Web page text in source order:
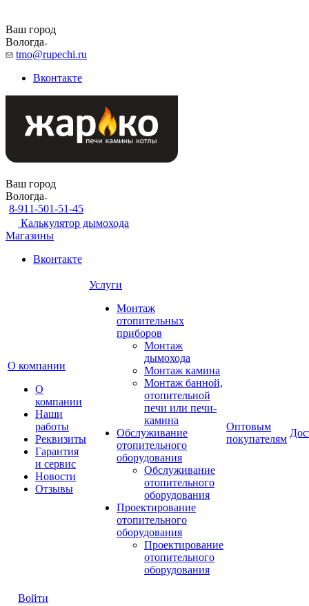
Ваш город
Вологда
tmo@rupechi.ru
Вконтакте
Ваш город
Вологда
8-911-501-51-45
Калькулятор дымохода
Магазины
Вконтакте
О компании
О
компании
Наши
работы
Реквизиты
Гарантия
и сервис
Новости
Отзывы
Услуги
Монтаж
отопительных
приборов
Монтаж
дымохода
Монтаж камина
Монтаж банной,
отопительной
печи или печи-
камина
Обслуживание
отопительного
оборудования
Обслуживание
отопительного
оборудования
Проектирование
отопительного
оборудования
Проектирование
отопительного
оборудования
Оптовым
покупателям
Войти